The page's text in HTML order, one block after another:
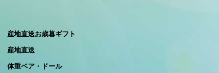
産地直送お歳暮ギフト
産地直送
体重ベア・ドール